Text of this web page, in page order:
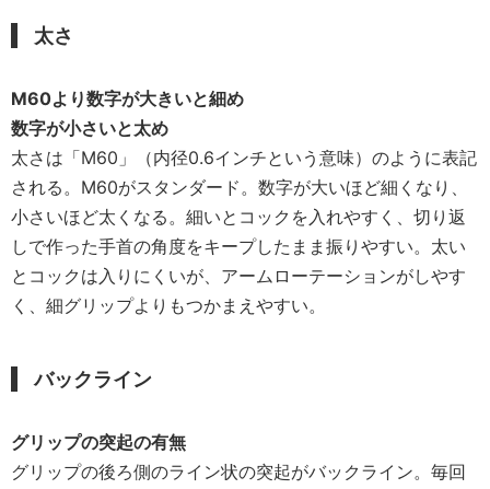
太さ
M60より数字が大きいと細め
数字が小さいと太め
太さは「M60」（内径0.6インチという意味）のように表記
される。M60がスタンダード。数字が大いほど細くなり、
小さいほど太くなる。細いとコックを入れやすく、切り返
しで作った手首の角度をキープしたまま振りやすい。太い
とコックは入りにくいが、アームローテーションがしやす
く、細グリップよりもつかまえやすい。
バックライン
グリップの突起の有無
グリップの後ろ側のライン状の突起がバックライン。毎回